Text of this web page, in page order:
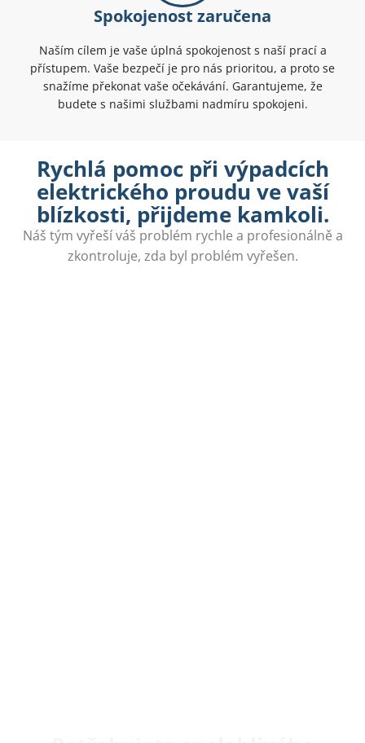
Spokojenost zaručena
Naším cílem je vaše úplná spokojenost s naší prací a
přístupem. Vaše bezpečí je pro nás prioritou, a proto se
snažíme překonat vaše očekávání. Garantujeme, že
budete s našimi službami nadmíru spokojeni.
Rychlá pomoc při výpadcích
elektrického proudu ve vaší
blízkosti, přijdeme kamkoli.
Náš tým vyřeší váš problém rychle a profesionálně a
zkontroluje, zda byl problém vyřešen.